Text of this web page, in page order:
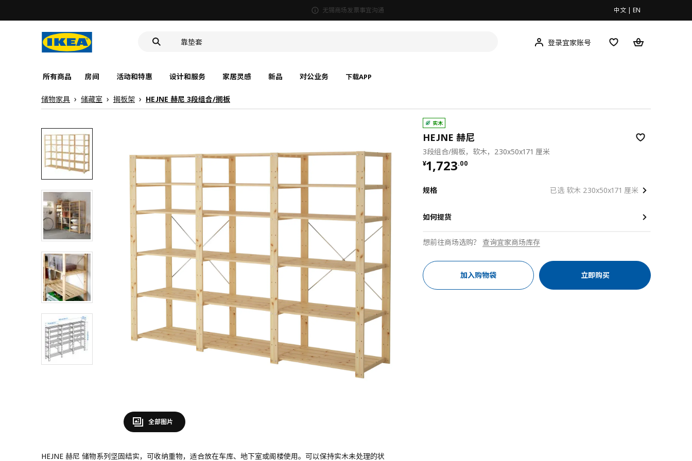
无锡商场发票事宜沟通 中文 | EN
靠垫套
食品盒
登录宜家账号
所有商品 房间 活动和特惠 设计和服务 家居灵感 新品 对公业务 下载APP
储物家具 储藏室 搁板架 HEJNE 赫尼 3段组合/搁板
全部图片
HEJNE 赫尼 储物系列坚固结实，可收纳重物，适合放在车库、地下室或阁楼使用。可以保持实木未处理的状
实木
HEJNE 赫尼
3段组合/搁板，软木，230x50x171 厘米
¥1,723.00
¥ 1723.00
规格 已选 软木 230x50x171 厘米
如何提货
想前往商场选购？ 查询宜家商场库存
加入购物袋 立即购买